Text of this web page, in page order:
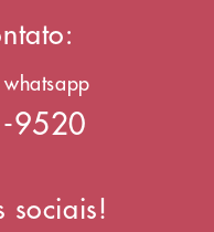
9520
sociais!